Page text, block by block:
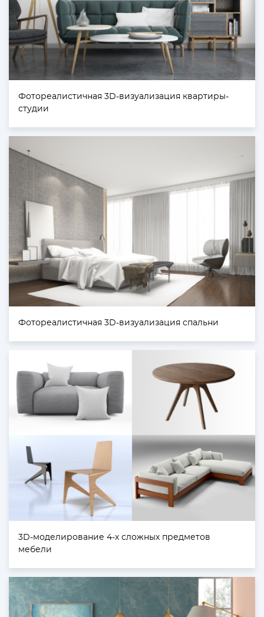
Фотореалистичная 3D-визуализация квартиры-
студии
Фотореалистичная 3D-визуализация спальни
3D-моделирование 4-х сложных предметов
мебели